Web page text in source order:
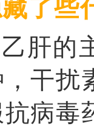
了些
肝的
干扰
病毒